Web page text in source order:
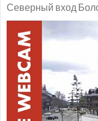
Северный вход